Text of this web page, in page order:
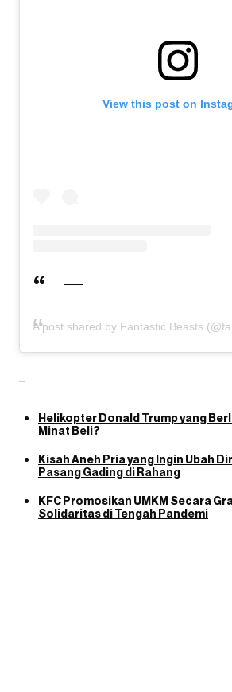
View this post on
A post shared by Fantastic Beasts
–
Helikopter Donald Trump yang
Minat Beli?
Kisah Aneh Pria yang Ingin Ubah
Pasang Gading di Rahang
KFC Promosikan UMKM Secara
Solidaritas di Tengah Pandemi